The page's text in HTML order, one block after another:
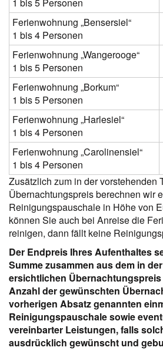
Ferienwohnung „Bensersiel“
1 bis 4 Personen
Ferienwohnung „Wangerooge“
1 bis 5 Personen
Ferienwohnung „Borkum“
1 bis 5 Personen
Ferienwohnung „Harlesiel“
1 bis 4 Personen
Ferienwohnung „Carolinensiel“
1 bis 4 Personen
Zusätzlich zum in der vorstehenden
Übernachtungspreis berechnen wir
Reinigungspauschale in Höhe von
können Sie auch bei Anreise die
reinigen, dann fällt keine
Der Endpreis Ihres Aufenthaltes
Summe zusammen aus dem in
ersichtlichen
Anzahl der gewünschten
vorherigen Absatz genannten
Reinigungspauschale sowie
vereinbarter Leistungen, falls
ausdrücklich gewünscht und